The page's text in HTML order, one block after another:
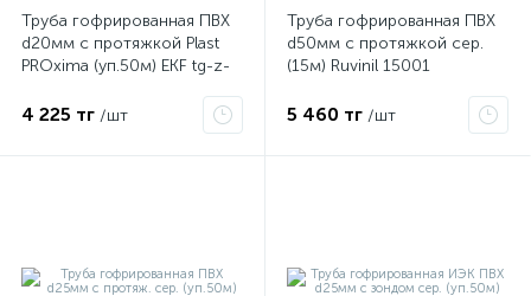
Труба гофрированная ПВХ
d20мм с протяжкой Plast
PROxima (уп.50м) EKF tg-z-
4 225 тг /шт
Труба гофрированная ПВХ
d50мм с протяжкой сер.
(15м) Ruvinil 15001
5 460 тг /шт